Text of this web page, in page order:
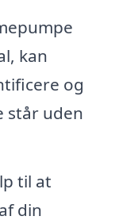
kan
og
står uden
til at
din